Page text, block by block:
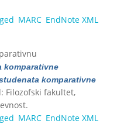
MARC EndNote XML
komparativne
komparativne
Filozofski fakultet,
MARC EndNote XML